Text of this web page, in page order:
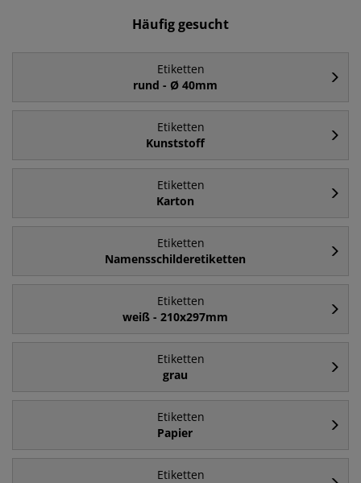
Häufig gesucht
Etiketten
rund - Ø 40mm
Etiketten
Kunststoff
Etiketten
Karton
Etiketten
Namensschilderetiketten
Etiketten
weiß - 210x297mm
Etiketten
grau
Etiketten
Papier
Etiketten